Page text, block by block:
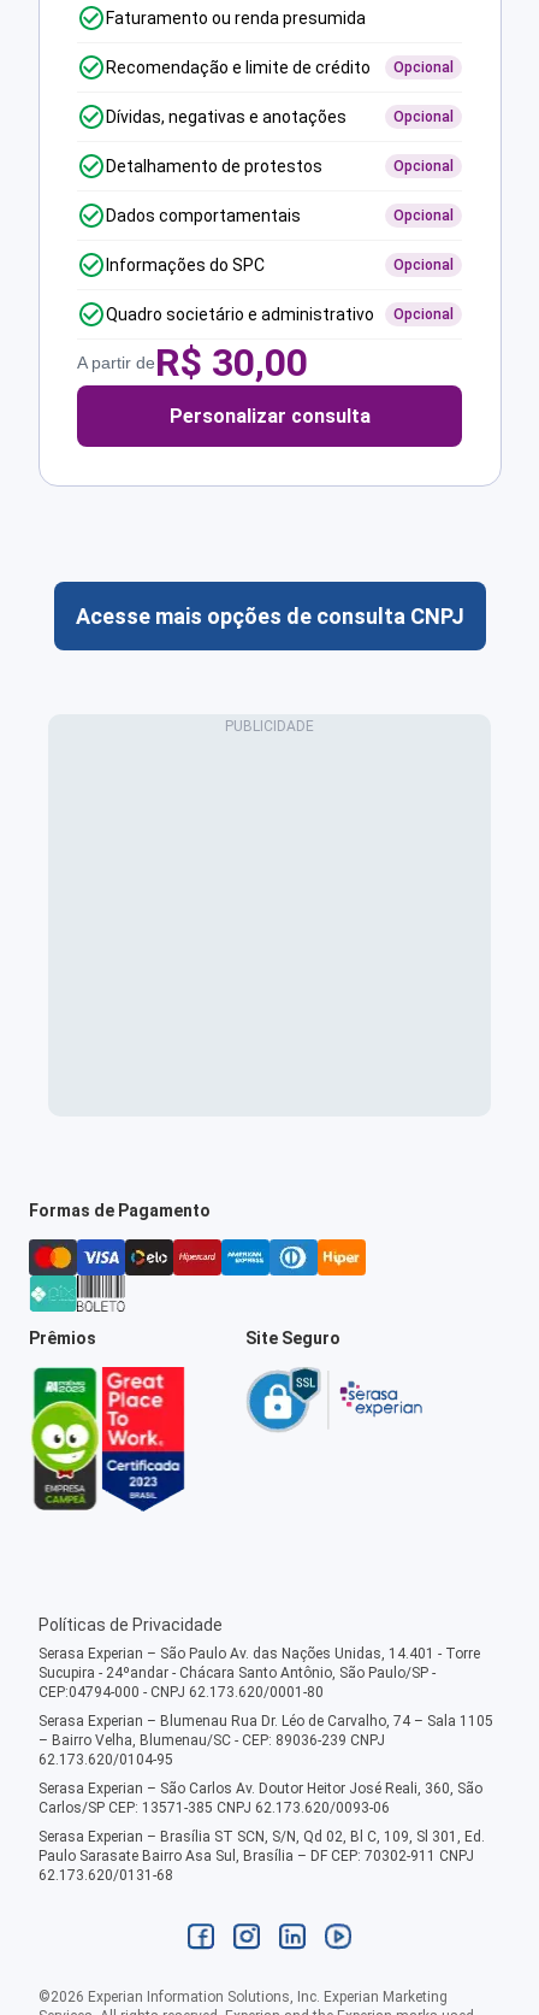
Faturamento ou renda presumida
Recomendação e limite de crédito Opcional
Dívidas, negativas e anotações Opcional
Detalhamento de protestos Opcional
Dados comportamentais Opcional
Informações do SPC Opcional
Quadro societário e administrativo Opcional
A partir deR$ 30,00
Personalizar consulta
Acesse mais opções de consulta CNPJ
Formas de Pagamento
Prêmios Site Seguro
Políticas de Privacidade
Serasa Experian – São Paulo Av. das Nações Unidas, 14.401 - Torre
Sucupira - 24ºandar - Chácara Santo Antônio, São Paulo/SP -
CEP:04794-000 - CNPJ 62.173.620/0001-80
Serasa Experian – Blumenau Rua Dr. Léo de Carvalho, 74 – Sala 1105
– Bairro Velha, Blumenau/SC - CEP: 89036-239 CNPJ
62.173.620/0104-95
Serasa Experian – São Carlos Av. Doutor Heitor José Reali, 360, São
Carlos/SP CEP: 13571-385 CNPJ 62.173.620/0093-06
Serasa Experian – Brasília ST SCN, S/N, Qd 02, Bl C, 109, Sl 301, Ed.
Paulo Sarasate Bairro Asa Sul, Brasília – DF CEP: 70302-911 CNPJ
62.173.620/0131-68
©2026 Experian Information Solutions, Inc. Experian Marketing